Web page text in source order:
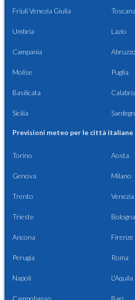
Friuli Venezia Giulia Toscana
Umbria Lazio
Campania Abruzzo
Molise Puglia
Basilicata Calabria
Sicilia
Previsioni meteo per le città italiane
Torino Aosta
Genova Milano
Trento Venezia
Trieste Bologna
Ancona Firenze
Perugia Roma
Napoli L'Aquila
Campobasso Bari